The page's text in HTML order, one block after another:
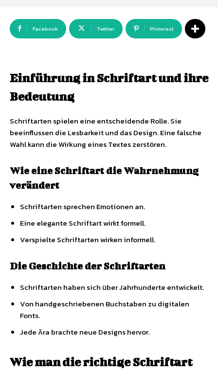
Facebook Twitter Pinterest
Einführung in Schriftart und ihre
Bedeutung
Schriftarten spielen eine entscheidende Rolle. Sie
beeinflussen die Lesbarkeit und das Design. Eine falsche
Wahl kann die Wirkung eines Textes zerstören.
Wie eine Schriftart die Wahrnehmung
verändert
Schriftarten sprechen Emotionen an.
Eine elegante Schriftart wirkt formell.
Verspielte Schriftarten wirken informell.
Die Geschichte der Schriftarten
Schriftarten haben sich über Jahrhunderte entwickelt.
Von handgeschriebenen Buchstaben zu digitalen
Fonts.
Jede Ära brachte neue Designs hervor.
Wie man die richtige Schriftart